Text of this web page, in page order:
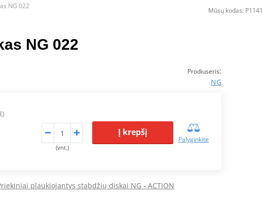
NG 022
NG 022
Prodiuseris:
NG
(vnt.)
Į krepšį
Palyginkite
plaukiojantys stabdžių diskai NG - ACTION
Mūsų kodas: P1141